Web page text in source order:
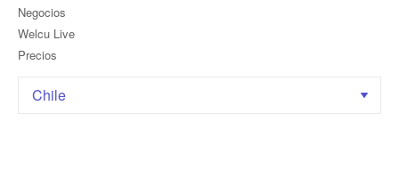
Negocios
Welcu Live
Precios
Chile